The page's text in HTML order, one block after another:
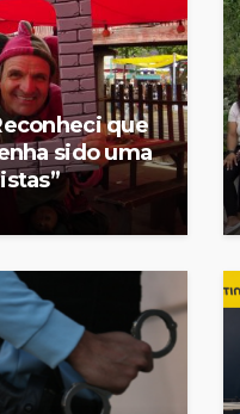
que
sido uma